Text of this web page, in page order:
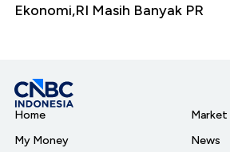
Ekonomi,RI Masih Banyak PR
Home
My Money
Market
News